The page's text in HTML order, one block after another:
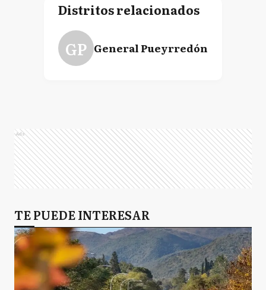
Distritos relacionados
GP General Pueyrredón
Ads
TE PUEDE INTERESAR